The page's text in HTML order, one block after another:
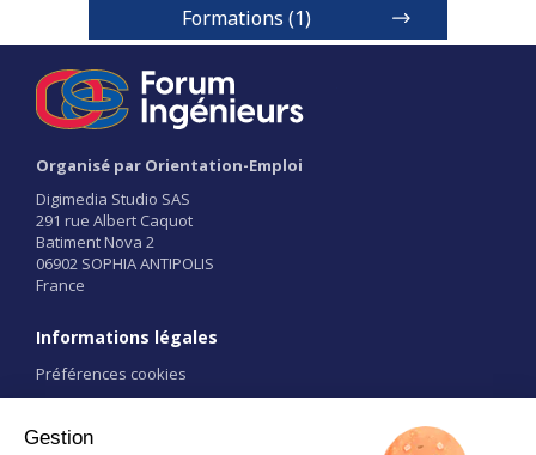
Documentation
Formations (1)
Formation d'ingénieur Bac + 5 - Bac
Série générale
Niveaux de diplôme
BAC+5
Organisé par Orientation-Emploi
Digimedia Studio SAS
291 rue Albert Caquot
Batiment Nova 2
06902 SOPHIA ANTIPOLIS
France
Informations légales
Préférences cookies
CGU